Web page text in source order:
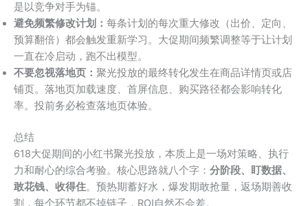
是以竞争对手为锚。
避免频繁修改计划： 每条计划的每次重大修改（出价、定向、
预算翻倍）都会触发重新学习。大促期间频繁调整等于让计划
一直在冷启动，跑不出模型。
不要忽视落地页： 聚光投放的最终转化发生在商品详情页或店
铺页。落地页加载速度、首屏信息、购买路径都会影响转化
率。投前务必检查落地页体验。
总结
618大促期间的小红书聚光投放，本质上是一场对策略、执行
力和耐心的综合考验。核心思路就八个字： 分阶段、盯数据、
敢花钱、收得住。预热期蓄好水，爆发期敢抢量，返场期善收
割，每个环节都不掉链子，ROI自然不会差。